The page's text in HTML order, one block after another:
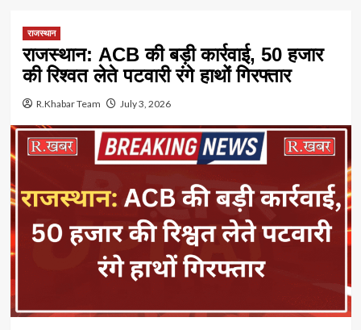
राजस्थान
राजस्थान: ACB की बड़ी कार्रवाई, 50 हजार
की रिश्वत लेते पटवारी रंगे हाथों गिरफ्तार
R.Khabar Team July 3, 2026